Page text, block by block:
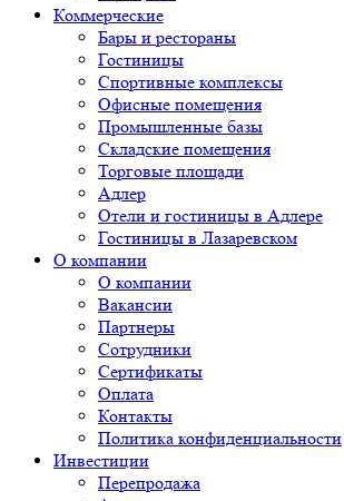
Коммерческие
Бары и рестораны
Гостиницы
Спортивные комплексы
Офисные помещения
Промышленные базы
Складские помещения
Торговые площади
Адлер
Отели и гостиницы в Адлере
Гостиницы в Лазаревском
О компании
О компании
Вакансии
Партнеры
Сотрудники
Сертификаты
Оплата
Контакты
Политика конфиденциальности
Инвестиции
Перепродажа